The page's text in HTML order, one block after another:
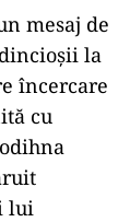
mesaj de
la
încercare
cu
lui